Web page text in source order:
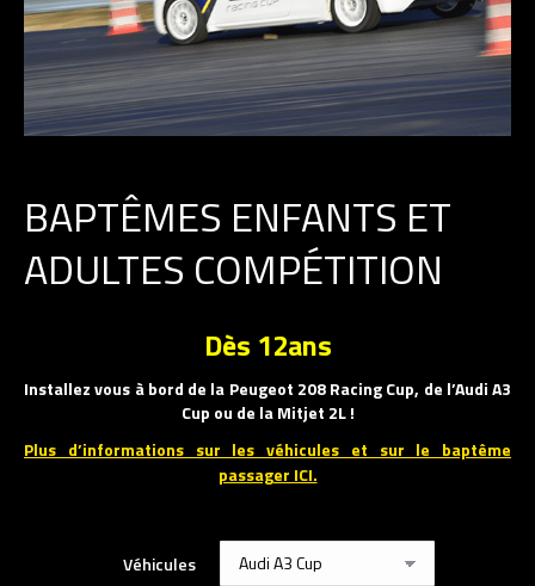
BAPTÊMES ENFANTS ET
ADULTES COMPÉTITION
Dès 12ans
Installez vous à bord de la Peugeot 208 Racing Cup, de l’Audi A3
Cup ou de la Mitjet 2L !
Plus d’informations sur les véhicules et sur le baptême
passager ICI.
Véhicules